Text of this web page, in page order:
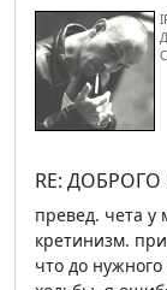
RE: ДОБРОГО
превед. чета у
кретинизм.
что до